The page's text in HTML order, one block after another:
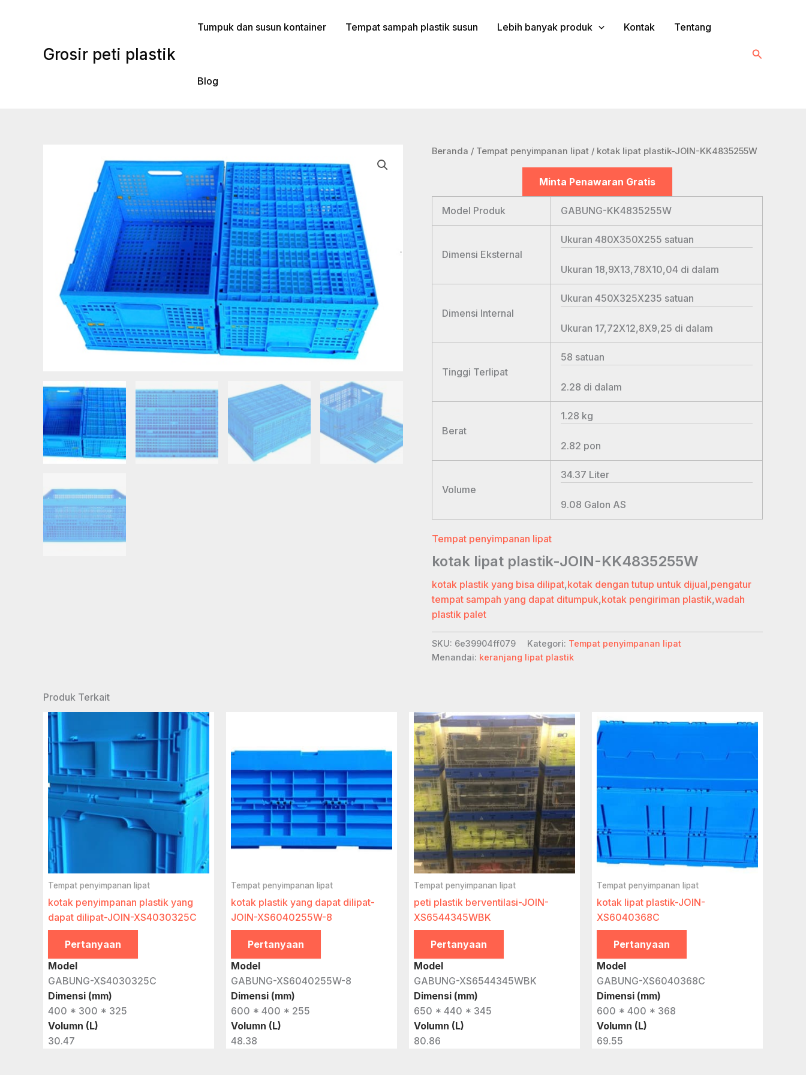
Grosir peti plastik
Tumpuk dan susun kontainer Tempat sampah plastik susun Lebih banyak produk Kontak Tentang
Blog
Cari
Beranda / Tempat penyimpanan lipat / kotak lipat plastik-JOIN-KK4835255W
Minta Penawaran Gratis
Model Produk GABUNG-KK4835255W
Dimensi Eksternal
Ukuran 480X350X255 satuan
Ukuran 18,9X13,78X10,04 di dalam
Dimensi Internal
Ukuran 450X325X235 satuan
Ukuran 17,72X12,8X9,25 di dalam
Tinggi Terlipat
58 satuan
2.28 di dalam
Berat
1.28 kg
2.82 pon
Volume
34.37 Liter
9.08 Galon AS
Tempat penyimpanan lipat
kotak lipat plastik-JOIN-KK4835255W
kotak plastik yang bisa dilipat,kotak dengan tutup untuk dijual,pengatur
tempat sampah yang dapat ditumpuk,kotak pengiriman plastik,wadah
plastik palet
SKU: 6e39904ff079 Kategori: Tempat penyimpanan lipat
Menandai: keranjang lipat plastik
Produk Terkait
Tempat penyimpanan lipat
kotak penyimpanan plastik yang
dapat dilipat-JOIN-XS4030325C
Pertanyaan
Model
GABUNG-XS4030325C
Dimensi (mm)
400 * 300 * 325
Volumn (L)
30.47
Tempat penyimpanan lipat
kotak plastik yang dapat dilipat-
JOIN-XS6040255W-8
Pertanyaan
Model
GABUNG-XS6040255W-8
Dimensi (mm)
600 * 400 * 255
Volumn (L)
48.38
Tempat penyimpanan lipat
peti plastik berventilasi-JOIN-
XS6544345WBK
Pertanyaan
Model
GABUNG-XS6544345WBK
Dimensi (mm)
650 * 440 * 345
Volumn (L)
80.86
Tempat penyimpanan lipat
kotak lipat plastik-JOIN-
XS6040368C
Pertanyaan
Model
GABUNG-XS6040368C
Dimensi (mm)
600 * 400 * 368
Volumn (L)
69.55